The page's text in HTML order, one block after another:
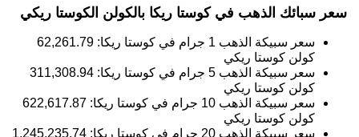
سعر سبائك الذهب في كوستا ريكا بالكولن الكوستا ريكي
سعر سبيكة الذهب 1 جرام في كوستا ريكا:
62,261.79
كولن كوستا ريكي
سعر سبيكة الذهب 5 جرام في كوستا ريكا:
311,308.94
كولن كوستا ريكي
سعر سبيكة الذهب 10 جرام في كوستا ريكا:
622,617.87
كولن كوستا ريكي
سعر سبيكة الذهب 20 جرام في كوستا ريكا:
1,245,235.74